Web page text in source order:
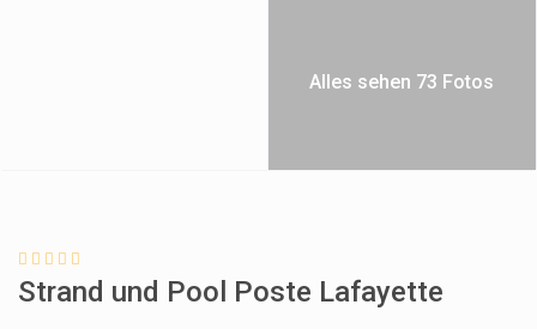
Alles sehen 73 Fotos
Strand und Pool Poste Lafayette